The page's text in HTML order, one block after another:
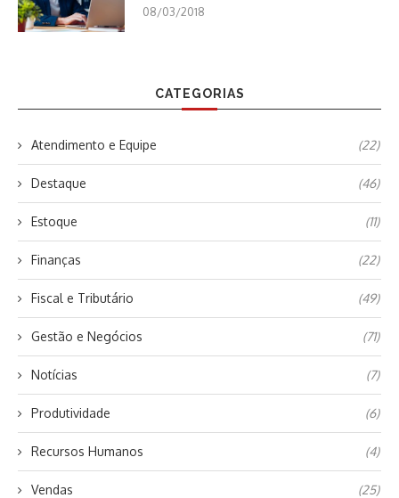
08/03/2018
CATEGORIAS
Atendimento e Equipe (22)
Destaque (46)
Estoque (11)
Finanças (22)
Fiscal e Tributário (49)
Gestão e Negócios (71)
Notícias (7)
Produtividade (6)
Recursos Humanos (4)
Vendas (25)